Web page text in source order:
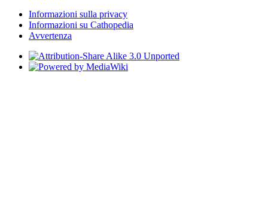
Informazioni sulla privacy
Informazioni su Cathopedia
Avvertenza